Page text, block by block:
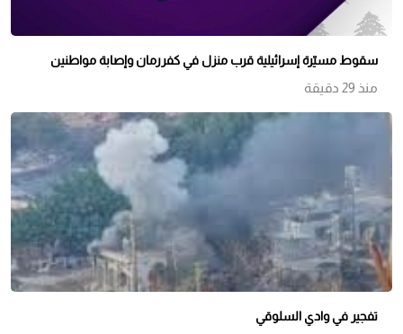
سقوط مسيّرة إسرائيلية قرب منزل في كفررمان وإصابة مواطنين
منذ 29 دقيقة
تفجير في وادي السلوقي